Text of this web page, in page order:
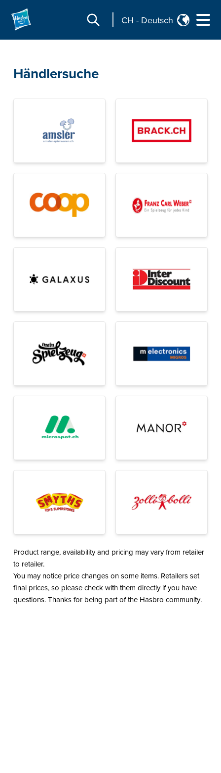
CH - Deutsch
Händlersuche
Product range, availability and pricing may vary from retailer
to retailer.
You may notice price changes on some items. Retailers set
final prices, so please check with them directly if you have
questions. Thanks for being part of the Hasbro community.